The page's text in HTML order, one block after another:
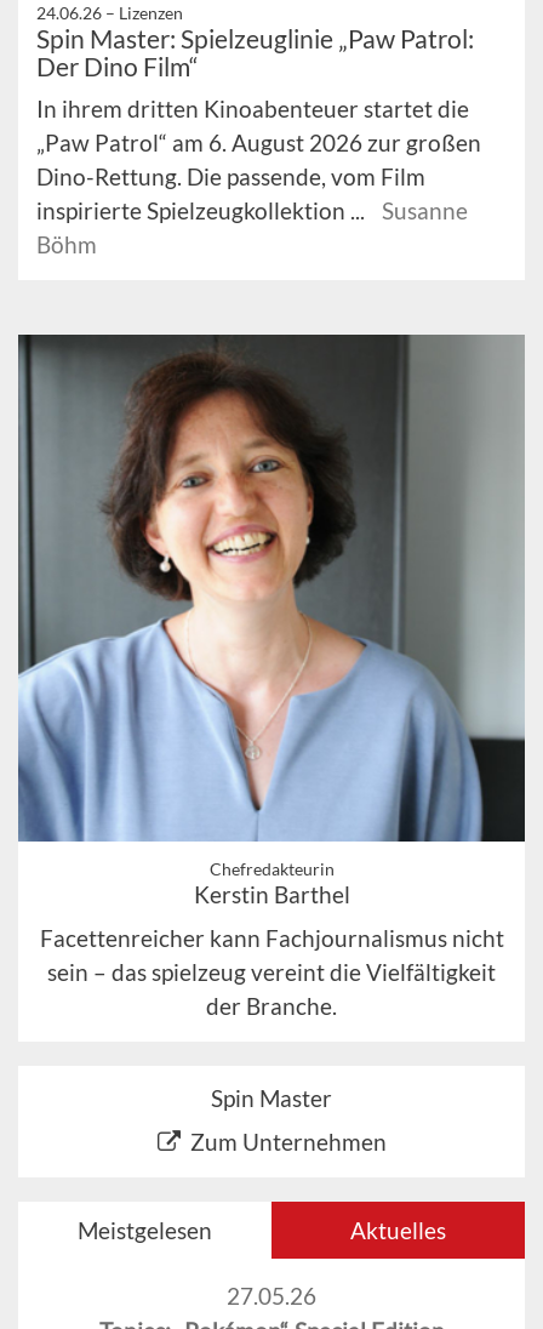
24.06.26 – Lizenzen
Spin Master: Spielzeuglinie „Paw Patrol:
Der Dino Film“
In ihrem dritten Kinoabenteuer startet die
„Paw Patrol“ am 6. August 2026 zur großen
Dino-Rettung. Die passende, vom Film
inspirierte Spielzeugkollektion ...
Susanne
Böhm
Chefredakteurin
Kerstin Barthel
Facettenreicher kann Fachjournalismus nicht
sein – das spielzeug vereint die Vielfältigkeit
der Branche.
Spin Master
Zum Unternehmen
Meistgelesen Aktuelles
27.05.26